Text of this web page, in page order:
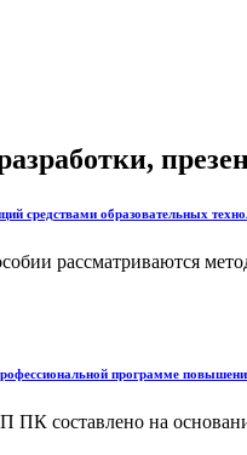
средствами образовательных
рассматриваются
программе
составлено на